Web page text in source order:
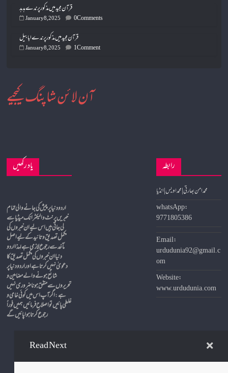
قرآن مجید میں مذکور پرندے ہدہد
January 8, 2025 0 Comments
قرآن مجید میں مذکور پرندے ابابیل
January 8, 2025 1 Comment
آن لائن شاپنگ کیجیے
یاد رکھیں
اردو دنیا پر پیش کی جانے والی تمام
خبریں پرنٹ و الیکٹرانک میڈیا سے
لی جاتی ہیں اس لیے ان خبروں کی
مکمل تصدیق و تائید کے لیے اصل
مآخد سے رجوع لازمی ہے لہذا اردو
دنیا ان خبروں کی مکمل تصدیق کا
دعویٰ نہیں کرتا ہے اور اردو دنیا پر
شائع ہونے والے مضامین و
تحریروں سے متفق ہونا ضروری نہیں
ہے:اگر آپ اس میں کوئی خامی و
غلطی پائیں تو اصلاح فرمائیں ہمیں فوراً
رابطہ
محمد امن بھارتی | محمد اویس | انڈیا
whatsApp:
9771805386
Email:
urdudunia92@gmail.c
om
Website:
www.urdudunia.com
Read Next